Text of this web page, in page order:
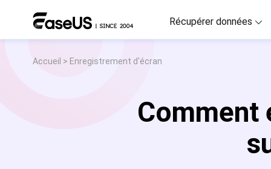
Récupérer données
Accueil > Enregistrement d'écran
Comment